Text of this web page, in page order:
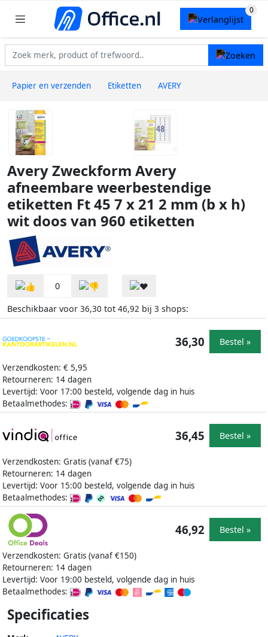
Papier en verzenden Etiketten AVERY
Avery Zweckform Avery
afneembare weerbestendige
etiketten Ft 45 7 x 21 2 mm (b x h)
wit doos van 960 etiketten
0
Beschikbaar voor 36,30 tot 46,92 bij 3 shops:
Verzendkosten: € 5,95
Retourneren: 14 dagen
Levertijd: Voor 17:00 besteld, volgende dag in huis
Betaalmethodes:
36,30 Bestel »
Verzendkosten: Gratis (vanaf €75)
Retourneren: 14 dagen
Levertijd: Voor 15:00 besteld, volgende dag in huis
Betaalmethodes:
36,45 Bestel »
Verzendkosten: Gratis (vanaf €150)
Retourneren: 14 dagen
Levertijd: Voor 19:00 besteld, volgende dag in huis
Betaalmethodes:
46,92 Bestel »
Specificaties